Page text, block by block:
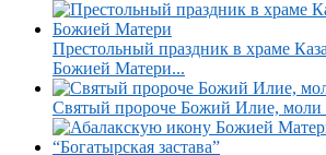
Престольный праздник в храме
Божией Матери...
Святый пророче Божий Илие, моли